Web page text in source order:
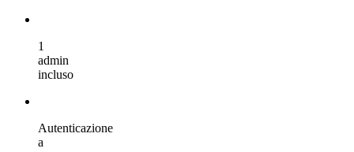
1
admin
incluso
Autenticazione
a